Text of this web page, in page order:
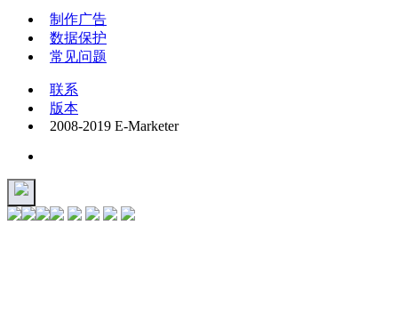
制作广告
数据保护
常见问题
联系
版本
2008-2019 E-Marketer